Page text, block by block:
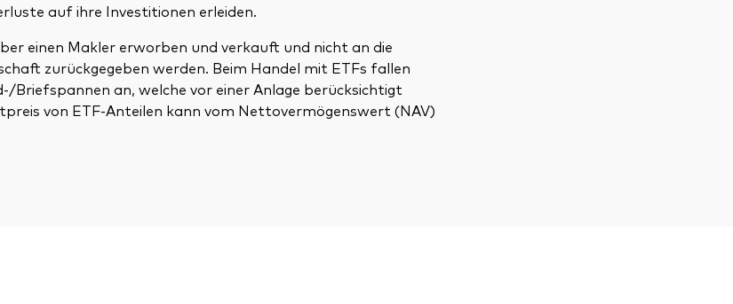
auf ihre Investitionen erleiden.
einen Makler erworben und verkauft und nicht an die
zurückgegeben werden. Beim Handel mit ETFs fallen
Briefspannen an, welche vor einer Anlage berücksichtigt
von ETF-Anteilen kann vom Nettovermögenswert (NAV)